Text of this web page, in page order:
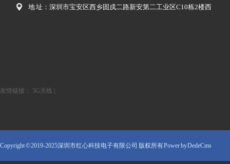
地 址：深圳市宝安区西乡固戍二路新安第二工业区C10栋2楼西
友情链接： 5G天线
Copyright © 2019-2025深圳市红心科技电子有限公司 版权所有Power by DedeCms